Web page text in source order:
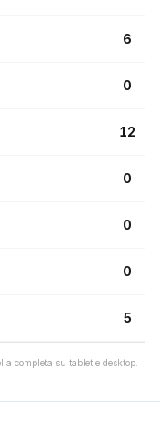
6
0
12
0
0
0
5
completa su tablet e desktop.